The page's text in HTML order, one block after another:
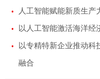
人工智能赋能新质生产
以人工智能激活海洋经
以专精特新企业推动科
融合